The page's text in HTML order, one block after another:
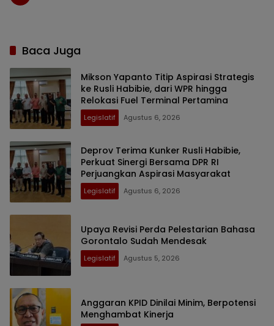
Baca Juga
Mikson Yapanto Titip Aspirasi Strategis
ke Rusli Habibie, dari WPR hingga
Relokasi Fuel Terminal Pertamina
Legislatif Agustus 6, 2026
Deprov Terima Kunker Rusli Habibie,
Perkuat Sinergi Bersama DPR RI
Perjuangkan Aspirasi Masyarakat
Legislatif Agustus 6, 2026
Upaya Revisi Perda Pelestarian Bahasa
Gorontalo Sudah Mendesak
Legislatif Agustus 5, 2026
Anggaran KPID Dinilai Minim, Berpotensi
Menghambat Kinerja